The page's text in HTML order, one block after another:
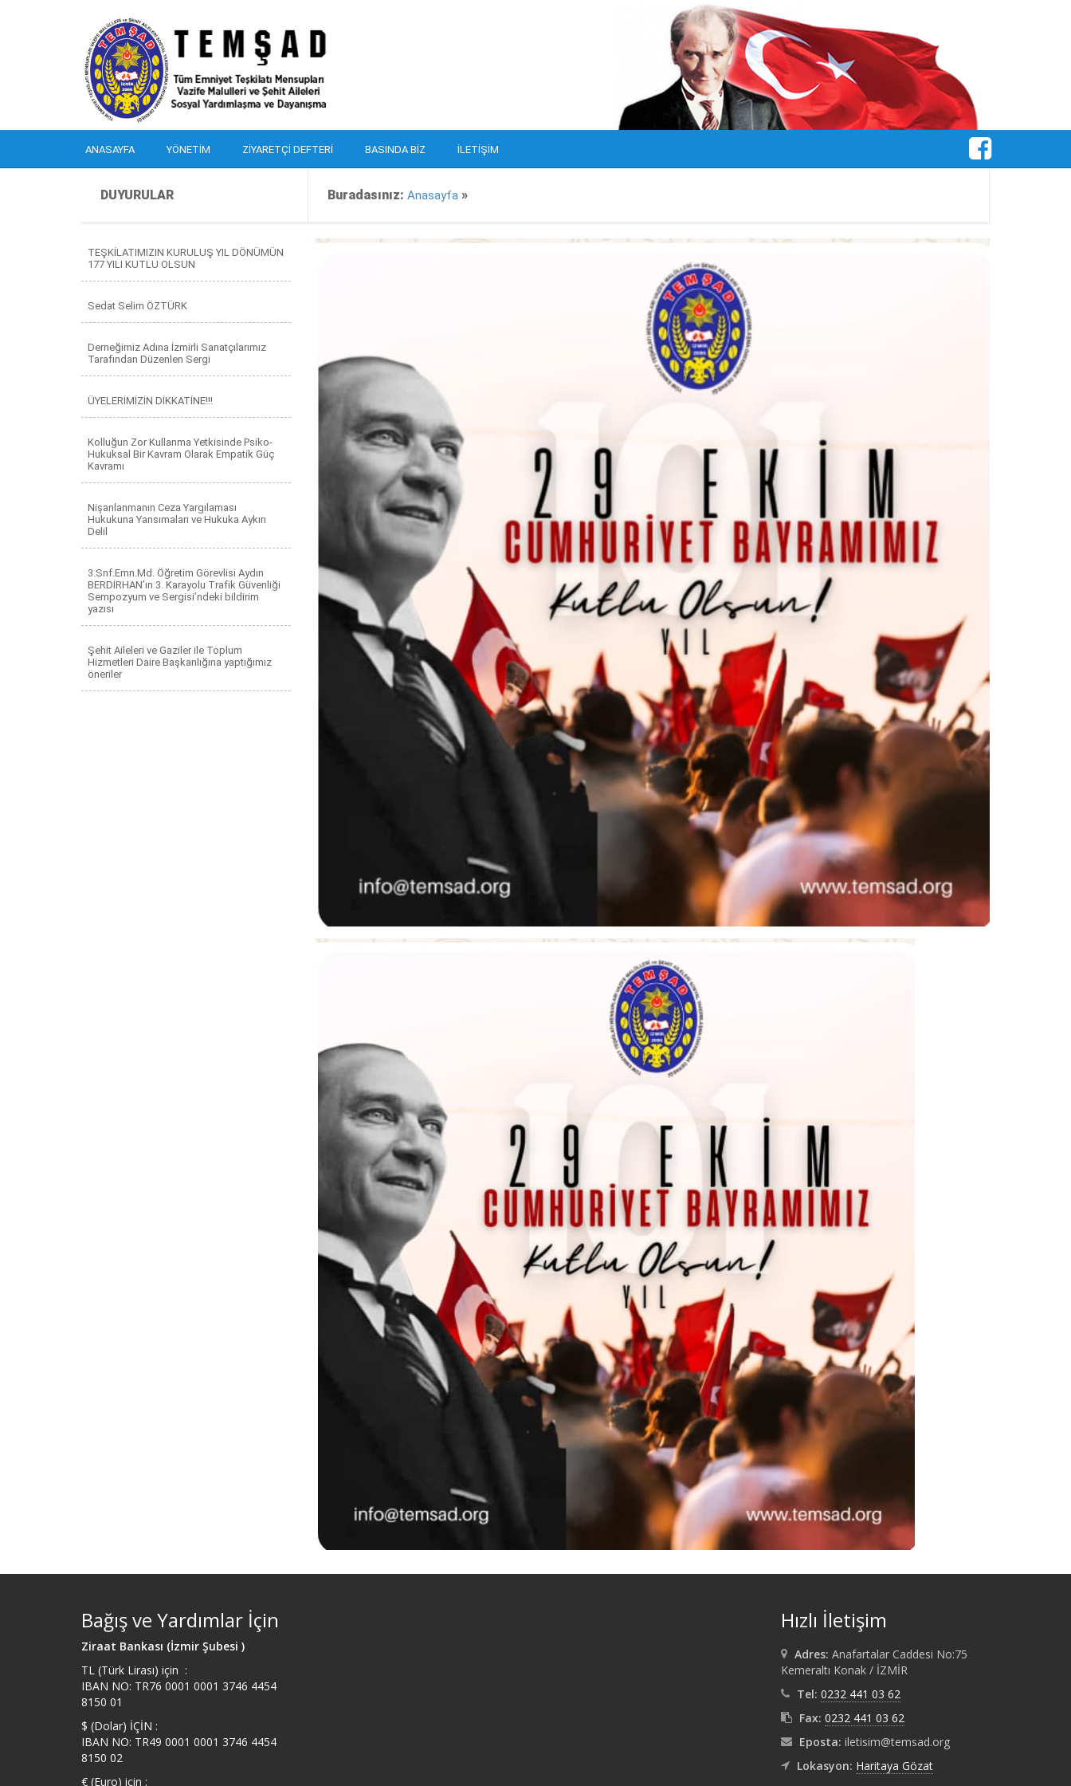
ANASAYFA YÖNETIM ZIYARETÇI DEFTERI BASINDA BIZ İLETIŞIM
DUYURULAR Buradasınız: Anasayfa »
TEŞKİLATIMIZIN KURULUŞ YIL DÖNÜMÜN
177 YILI KUTLU OLSUN
Sedat Selim ÖZTÜRK
Derneğimiz Adına İzmirli Sanatçılarımız
Tarafından Düzenlen Sergi
ÜYELERİMİZİN DİKKATİNE!!!
Kolluğun Zor Kullanma Yetkisinde Psiko-
Hukuksal Bir Kavram Olarak Empatik Güç
Kavramı
Nişanlanmanın Ceza Yargılaması
Hukukuna Yansımaları ve Hukuka Aykırı
Delil
3.Snf.Emn.Md. Öğretim Görevlisi Aydın
BERDİRHAN’ın 3. Karayolu Trafik Güvenliği
Sempozyum ve Sergisi’ndeki bildirim
yazısı
Şehit Aileleri ve Gaziler ile Toplum
Hizmetleri Daire Başkanlığına yaptığımız
öneriler
Bağış ve Yardımlar İçin
Ziraat Bankası (İzmir Şubesi )
TL (Türk Lirası) için :
IBAN NO: TR76 0001 0001 3746 4454
8150 01
$ (Dolar) İÇİN :
IBAN NO: TR49 0001 0001 3746 4454
8150 02
€ (Euro) için :
Hızlı İletişim
Adres: Anafartalar Caddesi No:75
Kemeraltı Konak / İZMİR
Tel: 0232 441 03 62
Fax: 0232 441 03 62
Eposta: iletisim@temsad.org
Lokasyon: Haritaya Gözat